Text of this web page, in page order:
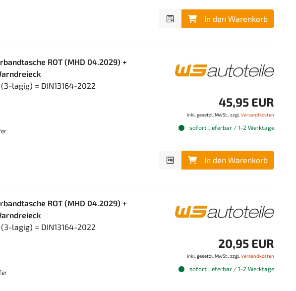
In den Warenkorb
ROT (MHD 04.2029) +
lagig) = DIN13164-2022
45,95 EUR
inkl. gesetzl. MwSt., zzgl. Versandkosten
sofort lieferbar / 1-2 Werktage
In den Warenkorb
ROT (MHD 04.2029) +
lagig) = DIN13164-2022
20,95 EUR
inkl. gesetzl. MwSt., zzgl. Versandkosten
sofort lieferbar / 1-2 Werktage